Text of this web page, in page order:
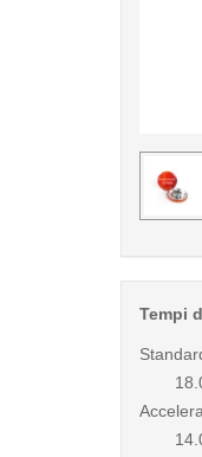
< /
Tempi